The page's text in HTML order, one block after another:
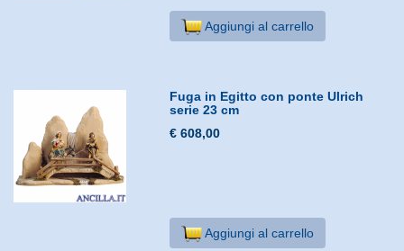
Aggiungi al carrello
Fuga in Egitto con ponte Ulrich
serie 23 cm
€ 608,00
Aggiungi al carrello